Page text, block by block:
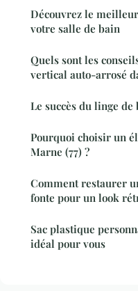
Découvrez le
votre salle de bain
Quels sont les
vertical auto-arrosé
Le succès du linge de
Pourquoi choisir un
Marne (77) ?
Comment restaurer
fonte pour un look
Sac plastique
idéal pour vous